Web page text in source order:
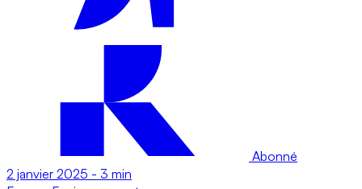
Abonné
2 janvier 2025 - 3 min